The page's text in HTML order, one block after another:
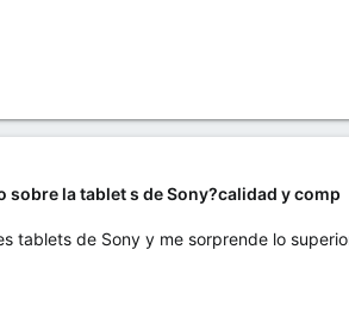
sobre la tablet s de Sony?calidad y comp
tablets de Sony y me sorprende lo